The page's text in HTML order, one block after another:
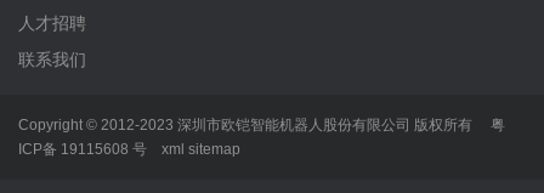
人才招聘
联系我们
Copyright © 2012-2023 深圳市欧铠智能机器人股份有限公司 版权所有
粤
ICP备 19115608 号
xml sitemap